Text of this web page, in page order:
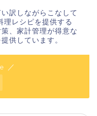
訳しながらこなして
理レシピを提供する
、家計管理が得意な
供しています。
／